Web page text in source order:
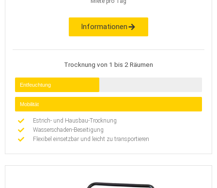
Informationen
Trocknung von 1 bis 2 Räumen
Entfeuchtung
Mobilität
Estrich- und Hausbau-Trocknung
Wasserschaden-Beseitigung
Flexibel einsetzbar und leicht zu transportieren